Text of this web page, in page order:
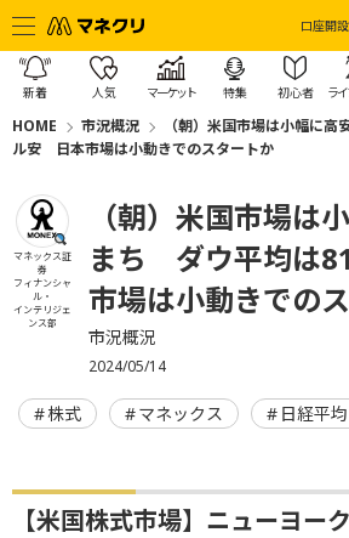
口座開設
新着 人気 マーケット 特集 初心者 ラ
HOME 市況概況
（朝）米国市場は小幅に
ル安 日本市場は小動きでのスタートか
マネックス証
券
フィナンシャ
ル・
インテリジェ
ンス部
（朝）米国市場は
まち ダウ平均は
市場は小動きでの
市況概況
2024/05/14
株式 マネックス 日経平均
【米国株式市場】ニューヨー